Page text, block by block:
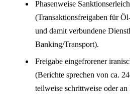
Phasenweise
(Transaktionsfreigaben für
und damit verbundene
Banking/Transport).
Freigabe eingefrorener
(Berichte sprechen von ca.
teilweise schrittweise oder